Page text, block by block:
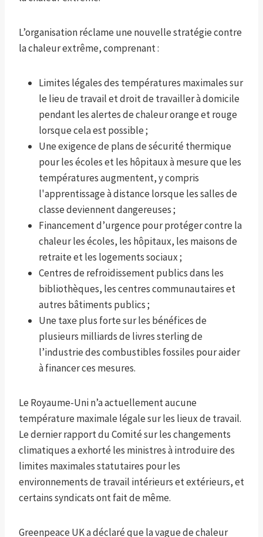
L’organisation réclame une nouvelle stratégie contre
la chaleur extrême, comprenant :
Limites légales des températures maximales sur
le lieu de travail et droit de travailler à domicile
pendant les alertes de chaleur orange et rouge
lorsque cela est possible ;
Une exigence de plans de sécurité thermique
pour les écoles et les hôpitaux à mesure que les
températures augmentent, y compris
l'apprentissage à distance lorsque les salles de
classe deviennent dangereuses ;
Financement d’urgence pour protéger contre la
chaleur les écoles, les hôpitaux, les maisons de
retraite et les logements sociaux ;
Centres de refroidissement publics dans les
bibliothèques, les centres communautaires et
autres bâtiments publics ;
Une taxe plus forte sur les bénéfices de
plusieurs milliards de livres sterling de
l’industrie des combustibles fossiles pour aider
à financer ces mesures.
Le Royaume-Uni n’a actuellement aucune
température maximale légale sur les lieux de travail.
Le dernier rapport du Comité sur les changements
climatiques a exhorté les ministres à introduire des
limites maximales statutaires pour les
environnements de travail intérieurs et extérieurs, et
certains syndicats ont fait de même.
Greenpeace UK a déclaré que la vague de chaleur